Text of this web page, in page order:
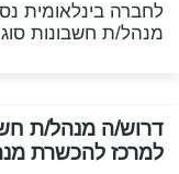
לחברה בינלאומית
מנהל/ת חשבונות סוג 1+2
למרכז להכשרת